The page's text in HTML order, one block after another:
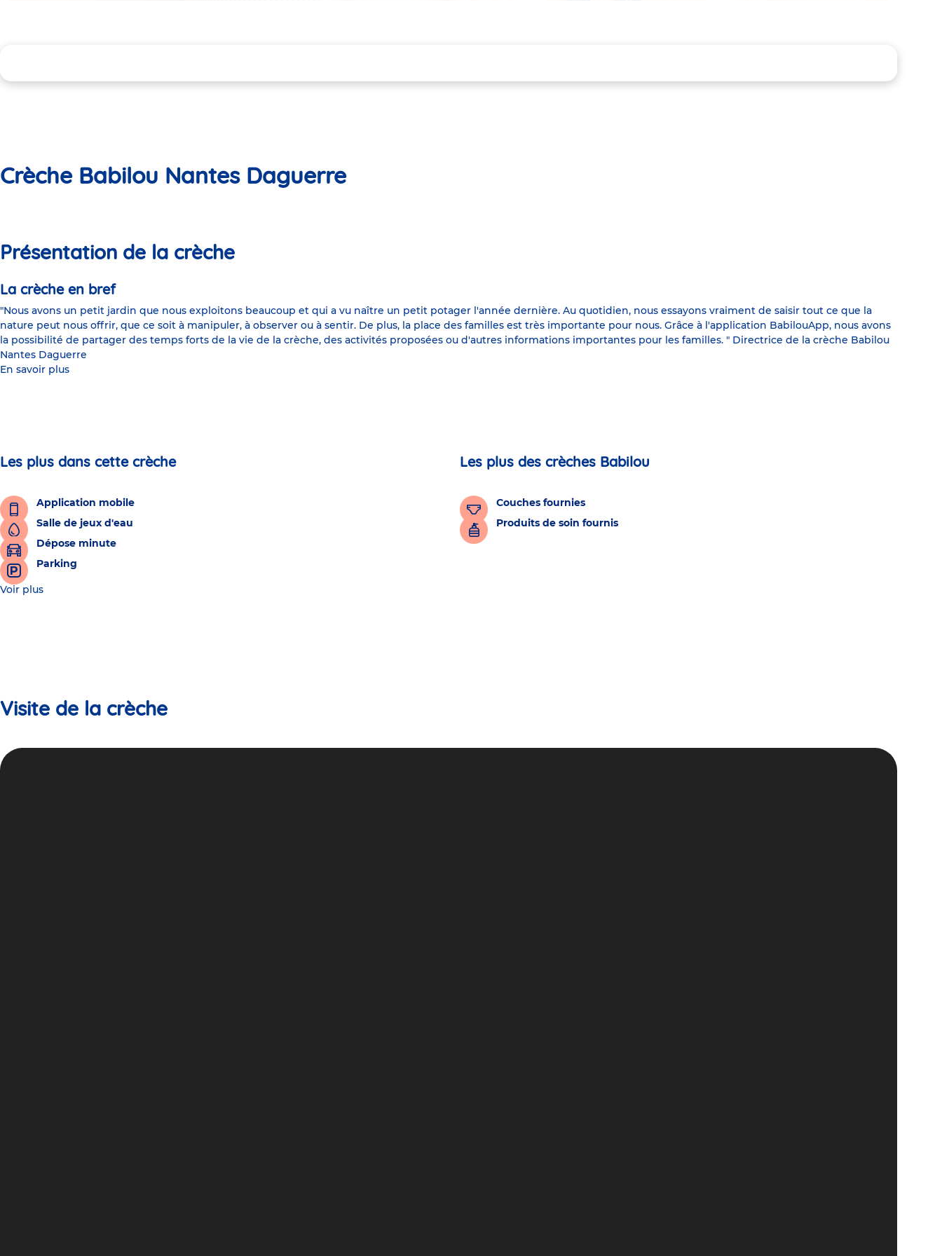
Crèche Babilou Nantes Daguerre
Présentation de la crèche
La crèche en bref
"Nous avons un petit jardin que nous exploitons beaucoup et qui a vu naître un petit potager l'année dernière. Au quotidien, nous essayons vraiment de saisir tout ce que la
nature peut nous offrir, que ce soit à manipuler, à observer ou à sentir. De plus, la place des familles est très importante pour nous. Grâce à l'application BabilouApp, nous avons
la possibilité de partager des temps forts de la vie de la crèche, des activités proposées ou d'autres informations importantes pour les familles. " Directrice de la crèche Babilou
Nantes Daguerre
En savoir plus
Les plus dans cette crèche
Application mobile
Salle de jeux d'eau
Dépose minute
Parking
Les plus des crèches Babilou
Couches fournies
Produits de soin fournis
Voir plus
Visite de la crèche